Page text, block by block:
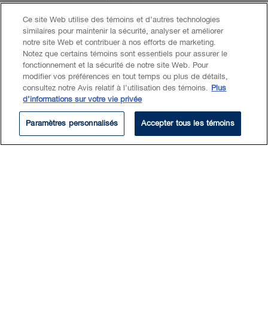
Wrongful dismissal and human
rights litigation;
Labour disputes and collective
agreements;
Legislative and regulatory
Ce site Web utilise des témoins et d’autres technologies
similaires pour maintenir la sécurité, analyser et améliorer
notre site Web et contribuer à nos efforts de marketing.
Notez que certains témoins sont essentiels pour assurer le
fonctionnement et la sécurité de notre site Web. Pour
modifier vos préférences en tout temps ou plus de détails,
consultez notre Avis relatif à l’utilisation des témoins.
Plus
d’informations sur votre vie privée
Paramètres personnalisés Accepter tous les témoins